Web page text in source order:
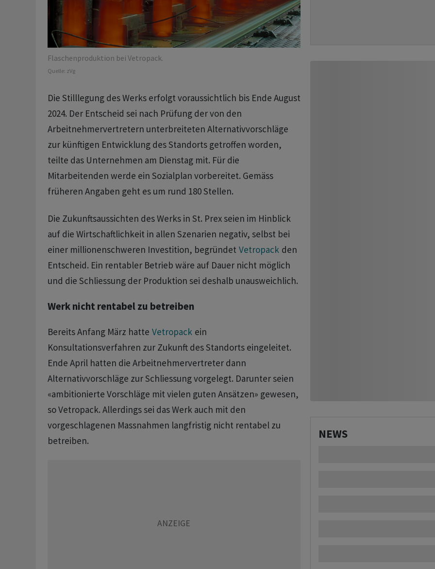
Flaschenproduktion bei Vetropack.
Quelle: zVg
Die Stilllegung des Werks erfolgt voraussichtlich bis Ende August
2024. Der Entscheid sei nach Prüfung der von den
Arbeitnehmervertretern unterbreiteten Alternativvorschläge
zur künftigen Entwicklung des Standorts getroffen worden,
teilte das Unternehmen am Dienstag mit. Für die
Mitarbeitenden werde ein Sozialplan vorbereitet. Gemäss
früheren Angaben geht es um rund 180 Stellen.
Die Zukunftsaussichten des Werks in St. Prex seien im Hinblick
auf die Wirtschaftlichkeit in allen Szenarien negativ, selbst bei
einer millionenschweren Investition, begründet Vetropack den
Entscheid. Ein rentabler Betrieb wäre auf Dauer nicht möglich
und die Schliessung der Produktion sei deshalb unausweichlich.
Werk nicht rentabel zu betreiben
Bereits Anfang März hatte Vetropack ein
Konsultationsverfahren zur Zukunft des Standorts eingeleitet.
Ende April hatten die Arbeitnehmervertreter dann
Alternativvorschläge zur Schliessung vorgelegt. Darunter seien
«ambitionierte Vorschläge mit vielen guten Ansätzen» gewesen,
so Vetropack. Allerdings sei das Werk auch mit den
vorgeschlagenen Massnahmen langfristig nicht rentabel zu
betreiben.
NEWS